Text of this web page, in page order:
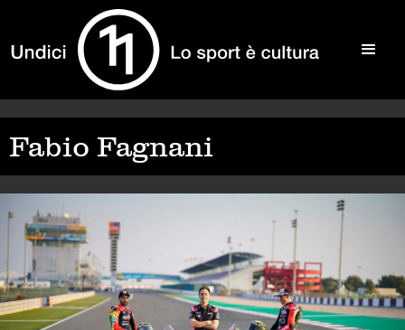
Fabio Fagnani